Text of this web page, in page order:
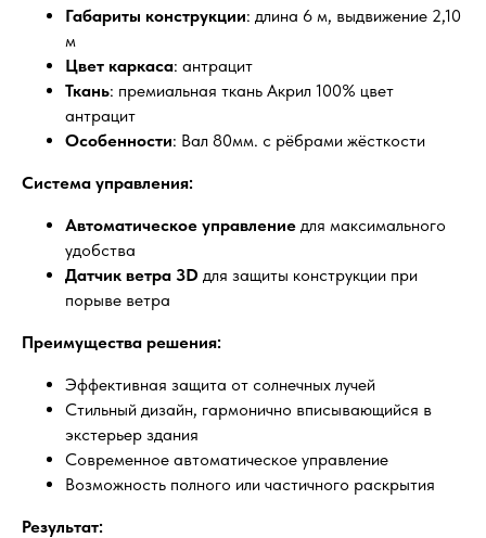
Габариты конструкции: длина 6 м, выдвижение 2,10
м
Цвет каркаса: антрацит
Ткань: премиальная ткань Акрил 100% цвет
антрацит
Особенности: Вал 80мм. с рёбрами жёсткости
Система управления:
Автоматическое управление для максимального
удобства
Датчик ветра 3D для защиты конструкции при
порыве ветра
Преимущества решения:
Эффективная защита от солнечных лучей
Стильный дизайн, гармонично вписывающийся в
экстерьер здания
Современное автоматическое управление
Возможность полного или частичного раскрытия
Результат: